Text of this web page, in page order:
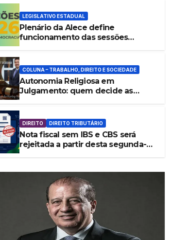
DIREITO TRIBUTÁRIO
fiscal sem IBS e CBS
segunda-feira
AGOSTO DE 2026 SABINO HENRIQUE
LEGISLATIVO ESTADUAL
Plenário da Alece define
funcionamento das sessões
COLUNA – TRABALHO, DIREITO E SOCIEDADE
Autonomia Religiosa em
Julgamento: quem decide as
DIREITO DIREITO TRIBUTÁRIO
Nota fiscal sem IBS e CBS será
rejeitada a partir desta segunda-